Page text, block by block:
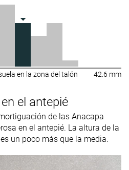
en la zona del talón 42.6 mm
el antepié
de las Anacapa
en el antepié. La altura de la
un poco más que la media.